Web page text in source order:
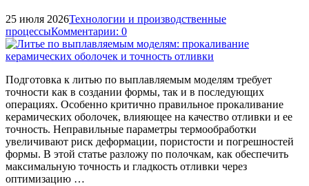
25 июля 2026Технологии и производственные
процессыКомментарии: 0
Подготовка к литью по выплавляемым моделям требует
точности как в создании формы, так и в последующих
операциях. Особенно критично правильное прокаливание
керамических оболочек, влияющее на качество отливки и ее
точность. Неправильные параметры термообработки
увеличивают риск деформации, пористости и погрешностей
формы. В этой статье разложу по полочкам, как обеспечить
максимальную точность и гладкость отливки через
оптимизацию …